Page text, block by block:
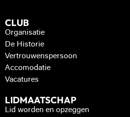
CLUB
Organisatie
De Historie
Vertrouwenspersoon
Accomodatie
Vacatures
LIDMAATSCHAP
Lid worden en opzeggen